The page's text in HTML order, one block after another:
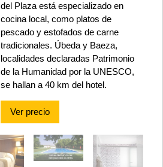
del Plaza está especializado en
cocina local, como platos de
pescado y estofados de carne
tradicionales. Úbeda y Baeza,
localidades declaradas Patrimonio
de la Humanidad por la UNESCO,
se hallan a 40 km del hotel.
Ver precio